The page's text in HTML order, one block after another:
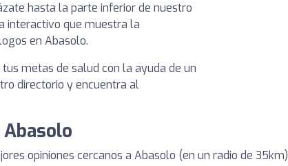
hasta la parte inferior de nuestro
interactivo que muestra la
en Abasolo.
metas de salud con la ayuda de un
directorio y encuentra al
opiniones cercanos a Abasolo (en un radio de 35km)